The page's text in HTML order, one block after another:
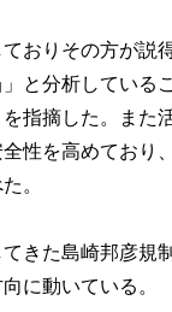
おりその方が説
と分析している
指摘した。また
性を高めており
。
きた島崎邦彦規
に動いている。